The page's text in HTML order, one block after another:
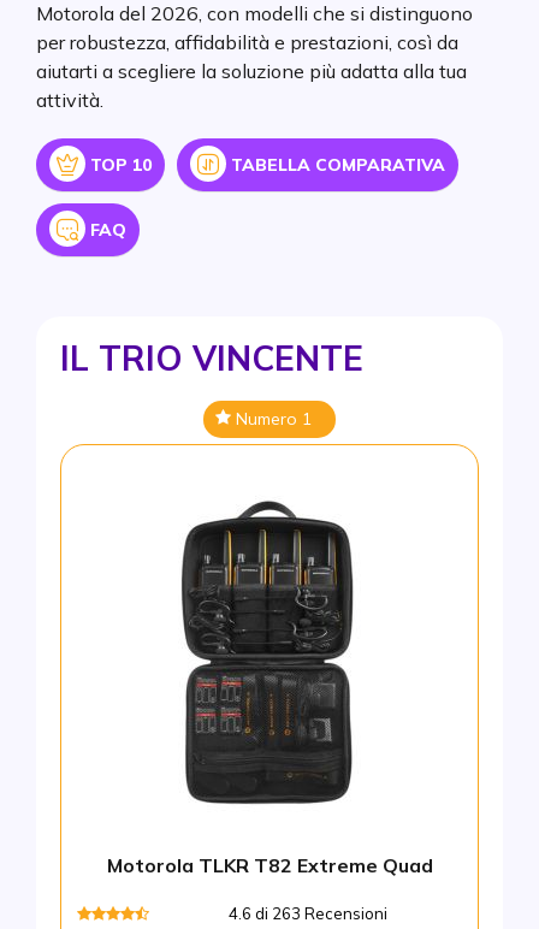
Motorola del 2026, con modelli che si distinguono
per robustezza, affidabilità e prestazioni, così da
aiutarti a scegliere la soluzione più adatta alla tua
attività.
Icon
TOP 10 Icon
TABELLA COMPARATIVA
Icon
FAQ
IL TRIO VINCENTE
Numero 1
Motorola TLKR T82 Extreme Quad
4.6 di 263 Recensioni